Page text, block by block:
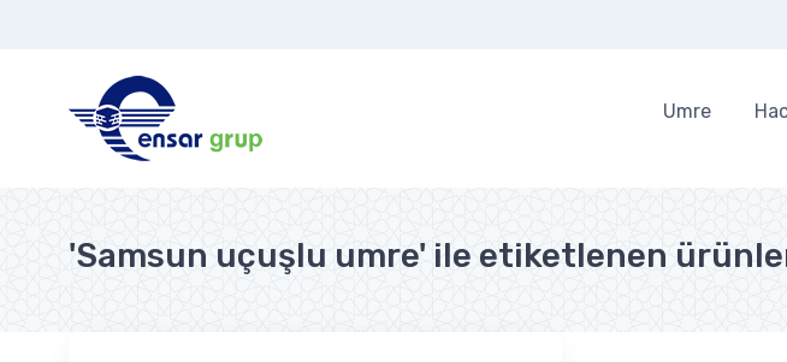
Umre
'Samsun uçuşlu umre' ile etiketlenen